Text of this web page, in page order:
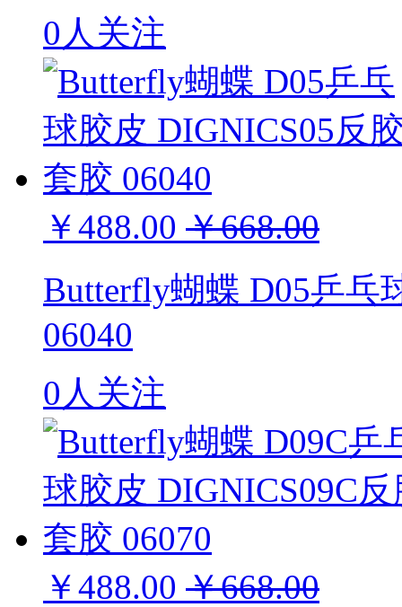
0人关注
￥488.00 ￥668.00
Butterfly蝴蝶 D05乒乓
06040
0人关注
￥488.00 ￥668.00